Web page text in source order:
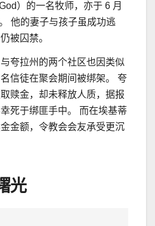
）的一名牧师，亦于 6 月
他的妻子与孩子虽成功逃
被囚禁。
夸拉州的两个社区也因类似
信徒在聚会期间被绑架。 夸
赎金，却未释放人质，据报
死于绑匪手中。 而在埃基蒂
金额，令教会会友承受更沉
光